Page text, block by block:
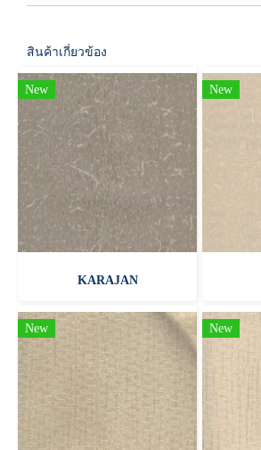
สินค้าเกี่ยวข้อง
New
KARAJAN
New
New New